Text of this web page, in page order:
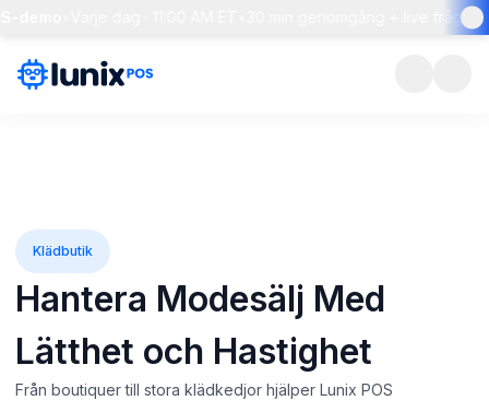
30 min genomgång + live frågestund •
Klädbutik
Hantera Modesälj Med
Lätthet och Hastighet
Från boutiquer till stora klädkedjor hjälper Lunix POS